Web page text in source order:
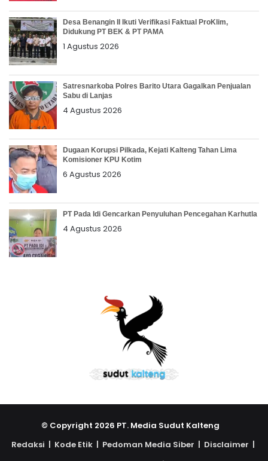
Desa Benangin II Ikuti Verifikasi Faktual ProKlim,
Didukung PT BEK & PT PAMA
1 Agustus 2026
Satresnarkoba Polres Barito Utara Gagalkan Penjualan
Sabu di Lanjas
4 Agustus 2026
Dugaan Korupsi Pilkada, Kejati Kalteng Tahan Lima
Komisioner KPU Kotim
6 Agustus 2026
PT Pada Idi Gencarkan Penyuluhan Pencegahan Karhutla
4 Agustus 2026
© Copyright 2026 PT. Media Sudut Kalteng
Redaksi | Kode Etik | Pedoman Media Siber | Disclaimer |